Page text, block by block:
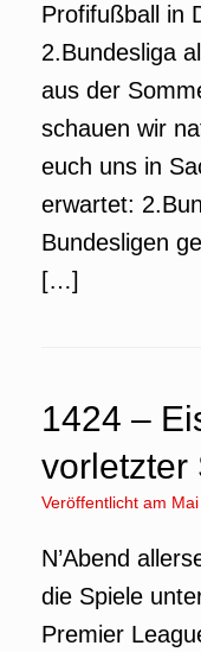
Profifußball in
2.Bundesliga
aus der
schauen wir
euch uns in
erwartet:
Bundesligen
[…]
1424 –
vorletzter
Veröffentlicht am
N’Abend
die Spiele
Premier